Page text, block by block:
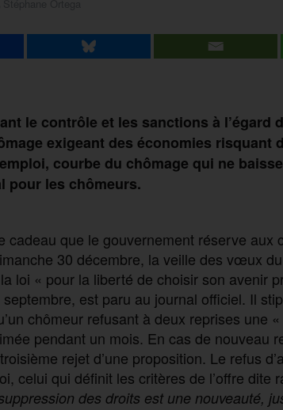
le contrôle et les sanctions à l’égard
exigeant des économies risquant
courbe du chômage qui ne
pour les chômeurs.
cadeau que le gouvernement réserve
30 décembre, la veille des vœux
loi « pour la liberté de choisir son avenir
est paru au journal officiel. Il
chômeur refusant à deux reprises une «
pendant un mois. En cas de nouveau
rejet d’une proposition. Le refus
celui qui définit les critères de l’offre
des droits est une nouveauté,